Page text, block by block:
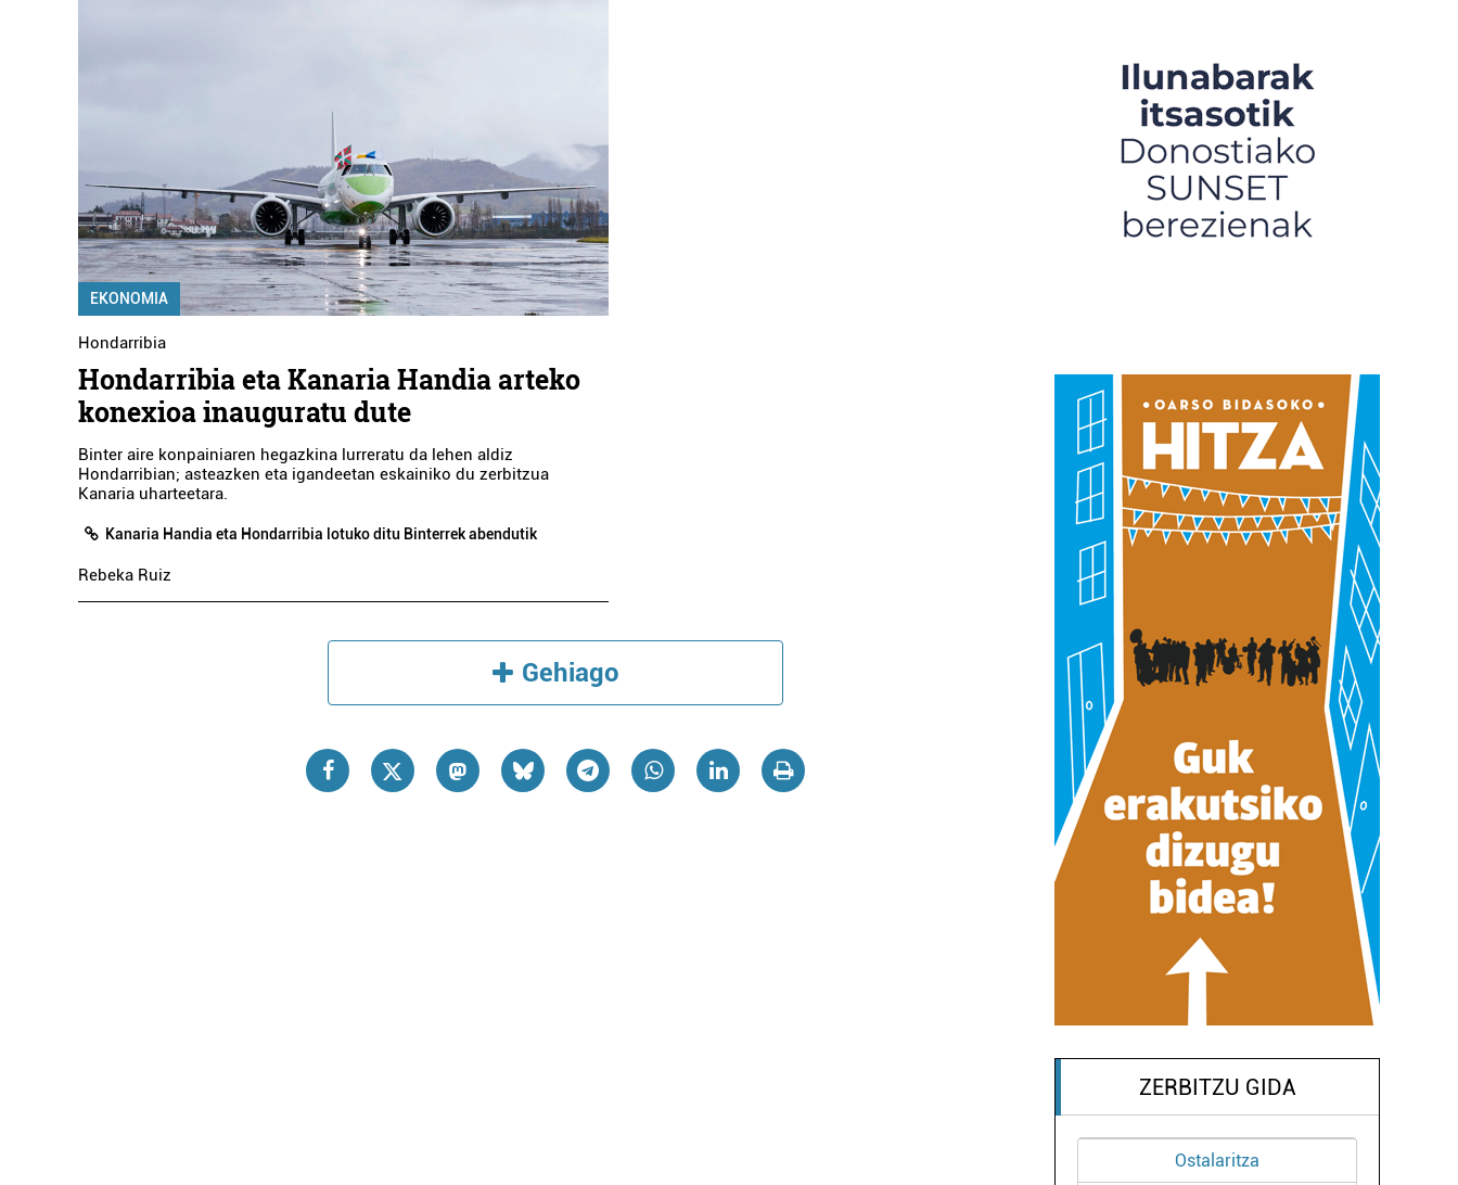
EKONOMIA
Hondarribia
Hondarribia eta Kanaria Handia arteko
konexioa inauguratu dute
Binter aire konpainiaren hegazkina lurreratu da lehen aldiz
Hondarribian; asteazken eta igandeetan eskainiko du zerbitzua
Kanaria uharteetara.
Kanaria Handia eta Hondarribia lotuko ditu Binterrek abendutik
Rebeka Ruiz
Gehiago
ZERBITZU GIDA
Ostalaritza